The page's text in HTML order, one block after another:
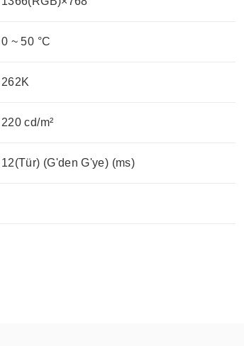
0 ~ 50 °C
262K
220 cd/m²
12(Tür) (G'den G'ye) (ms)